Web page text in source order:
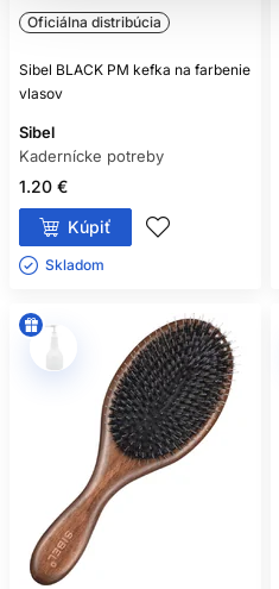
Oficiálna distribúcia
Sibel BLACK PM kefka na farbenie
vlasov
Sibel
Kadernícke potreby
1.20 €
Kúpiť
Skladom ㅤ